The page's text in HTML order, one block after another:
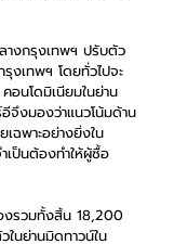
างกรุงเทพฯ ปรับตัว
งเทพฯ โดยทั่วไปจะ
อนโดมิเนียมในย่าน
จึงมองว่าแนวโน้มด้าน
ฉพาะอย่างยิ่งใน
เป็นต้องทำให้ผู้ซื้อ
งรวมทั้งสิ้น 18,200
นย่านมิดทาวน์ใน